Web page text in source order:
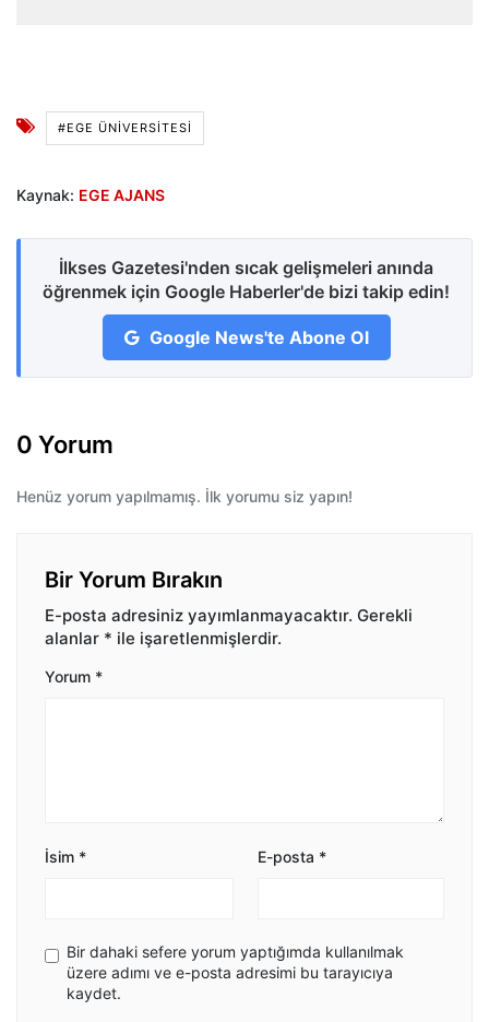
#EGE ÜNİVERSİTESİ
Kaynak: EGE AJANS
İlkses Gazetesi'nden sıcak gelişmeleri anında
öğrenmek için Google Haberler'de bizi takip edin!
Google News'te Abone Ol
0 Yorum
Henüz yorum yapılmamış. İlk yorumu siz yapın!
Bir Yorum Bırakın
E-posta adresiniz yayımlanmayacaktır. Gerekli
alanlar * ile işaretlenmişlerdir.
Yorum *
İsim * E-posta *
Bir dahaki sefere yorum yaptığımda kullanılmak
üzere adımı ve e-posta adresimi bu tarayıcıya
kaydet.